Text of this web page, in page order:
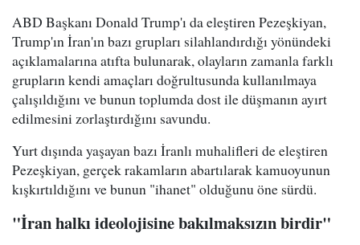
ABD Başkanı Donald Trump'ı da eleştiren Pezeşkiyan,
Trump'ın İran'ın bazı grupları silahlandırdığı yönündeki
açıklamalarına atıfta bulunarak, olayların zamanla farklı
grupların kendi amaçları doğrultusunda kullanılmaya
çalışıldığını ve bunun toplumda dost ile düşmanın ayırt
edilmesini zorlaştırdığını savundu.
Yurt dışında yaşayan bazı İranlı muhalifleri de eleştiren
Pezeşkiyan, gerçek rakamların abartılarak kamuoyunun
kışkırtıldığını ve bunun "ihanet" olduğunu öne sürdü.
"İran halkı ideolojisine bakılmaksızın birdir"